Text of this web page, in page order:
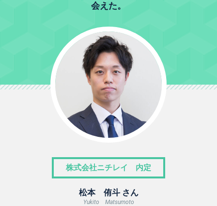
会えた。
株式会社ニチレイ 内定
松本 侑斗 さん
Yukito Matsumoto